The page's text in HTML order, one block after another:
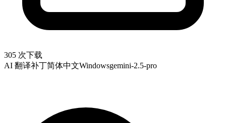
305 次下载
AI 翻译补丁简体中文Windowsgemini-2.5-pro